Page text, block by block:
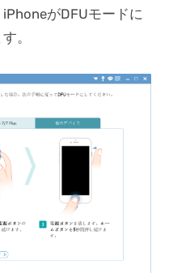
がDFUモードに
。